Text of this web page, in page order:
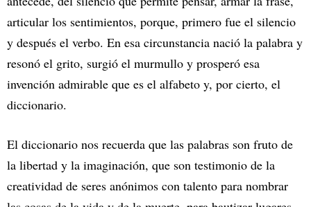
articular los sentimientos, porque, primero fue el silencio
y después el verbo. En esa circunstancia nació la palabra y
resonó el grito, surgió el murmullo y prosperó esa
invención admirable que es el alfabeto y, por cierto, el
diccionario.
El diccionario nos recuerda que las palabras son fruto de
la libertad y la imaginación, que son testimonio de la
creatividad de seres anónimos con talento para nombrar